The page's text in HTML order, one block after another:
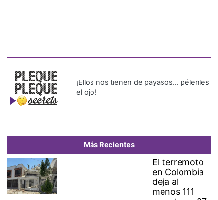
¡Ellos nos tienen de payasos… pélenles
el ojo!
Más Recientes
El terremoto
en Colombia
deja al
menos 111